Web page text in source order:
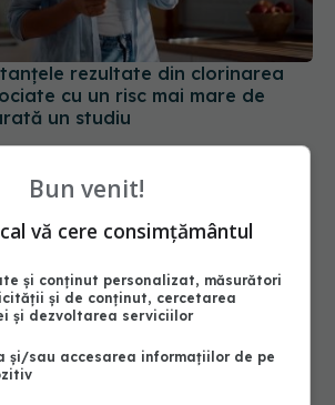
cu un risc mai mare de
un studiu
Bun venit!
vă cere consimțământul
și conținut personalizat, măsurători
și de conținut, cercetarea
și dezvoltarea serviciilor
și/sau accesarea informațiilor de pe